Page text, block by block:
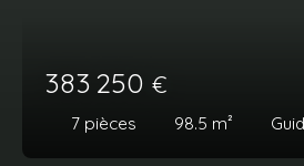
383 250 €
7 pièces 98.5 m²